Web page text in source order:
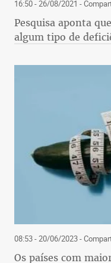
16:50 - 26/08/2021 -
Pesquisa aponta
algum tipo de
08:53 - 20/06/2023-
Os países com